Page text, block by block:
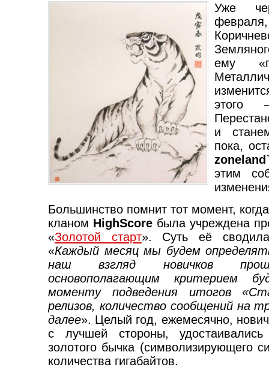
Уже
ему
этого
и
пока,
этим
Большинство помнит тот момент,
кланом HighScore была учреждена
«Золотой старт». Суть её
«Каждый месяц мы будем
наш взгляд новичков
основополагающим критерием
моменту подведения итогов
релизов, количество сообщений на
далее». Целый год, ежемесячно,
с лучшей стороны,
золотого бычка (символизирующего
количества гигабайтов.